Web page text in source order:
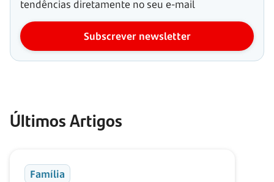
tendências diretamente no seu e-mail
Subscrever newsletter
Últimos Artigos
Família